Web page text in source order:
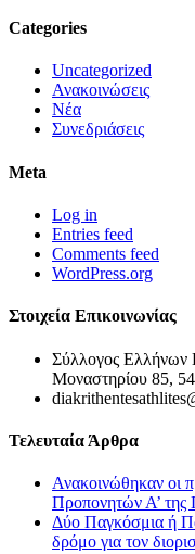
Categories
Uncategorized
Ανακοινώσεις
Νέα
Συνεδριάσεις
Meta
Log in
Entries feed
Comments feed
WordPress.org
Στοιχεία Επικοινωνίας
Σύλλογος Ελλήνων
Μοναστηρίου 85,
Τελευταία Άρθρα
Ανακοινώθηκαν οι
Προπονητών Α’ της
Δύο Παγκόσμια ή
δρόμο για τον